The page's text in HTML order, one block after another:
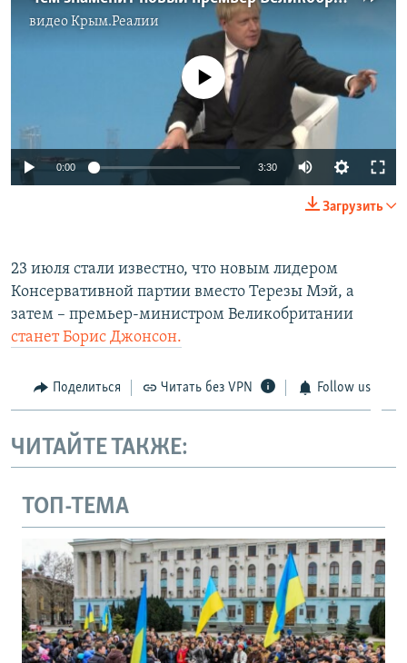
видеоКрым.Реалии
No media source currently available
0:00 3:30
Загрузить
23 июля стали известно, что новым лидером
Консервативной партии вместо Терезы Мэй, а
затем – премьер-министром Великобритании
станет Борис Джонсон.
Поделиться Читать без VPN Follow us
ЧИТАЙТЕ ТАКЖЕ:
ТОП-ТЕМА